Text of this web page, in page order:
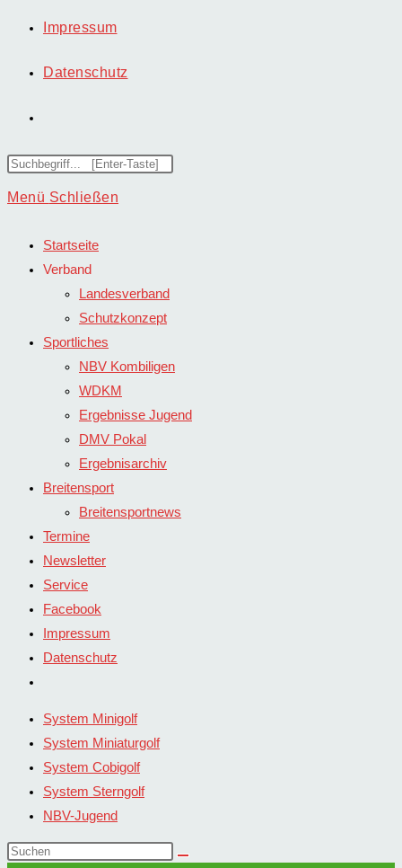
Impressum
Datenschutz
Suche
umschalten
Diese
durchsuchen
Menü Schließen
Startseite
Verband
Landesverband
Schutzkonzept
Sportliches
NBV Kombiligen
WDKM
Ergebnisse Jugend
DMV Pokal
Ergebnisarchiv
Breitensport
Breitensportnews
Termine
Newsletter
Service
Facebook
Impressum
Datenschutz
umschalten
System Minigolf
System Miniaturgolf
System Cobigolf
System Sterngolf
NBV-Jugend